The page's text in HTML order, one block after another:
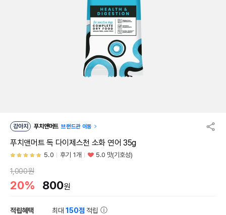
강아지 푸치앤머트 브랜드관 이동
푸치앤머트 독 다이제스천 소화 연어 35g
5.0 후기 1개 5.0 맛(기호성)
1,000원
20% 800원
적립혜택 최대150점 적립